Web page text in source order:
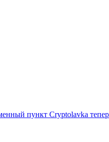
пункт Cryptolavka